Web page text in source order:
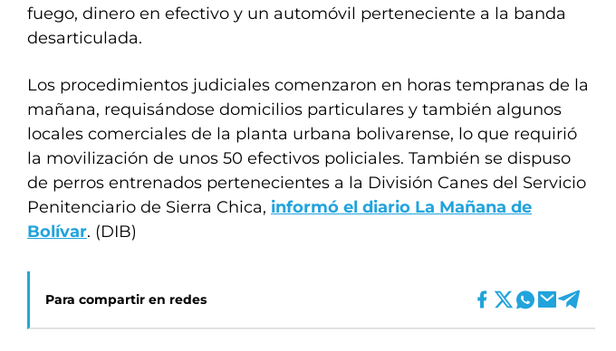
fuego, dinero en efectivo y un automóvil perteneciente a la banda
desarticulada.
Los procedimientos judiciales comenzaron en horas tempranas de la
mañana, requisándose domicilios particulares y también algunos
locales comerciales de la planta urbana bolivarense, lo que requirió
la movilización de unos 50 efectivos policiales. También se dispuso
de perros entrenados pertenecientes a la División Canes del Servicio
Penitenciario de Sierra Chica, informó el diario La Mañana de
Bolívar. (DIB)
Para compartir en redes